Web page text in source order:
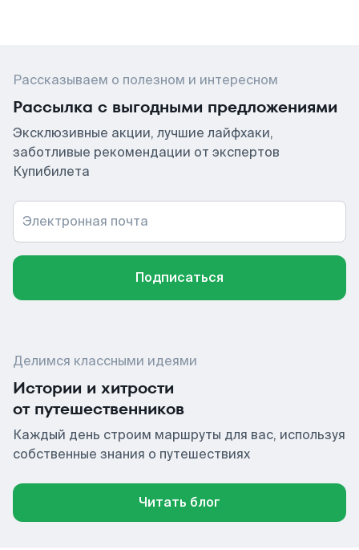
Рассказываем о полезном и интересном
Рассылка с выгодными предложениями
Эксклюзивные акции, лучшие лайфхаки,
заботливые рекомендации от экспертов
Купибилета
Электронная почта
Подписаться
Делимся классными идеями
Истории и хитрости
от путешественников
Каждый день строим маршруты для вас, используя
собственные знания о путешествиях
Читать блог